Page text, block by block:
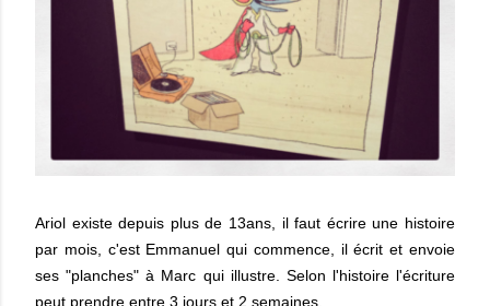
Ariol existe depuis plus de 13ans, il faut écrire une histoire
par mois, c'est Emmanuel qui commence, il écrit et envoie
ses "planches" à Marc qui illustre. Selon l'histoire l'écriture
peut prendre entre 3 jours et 2 semaines.